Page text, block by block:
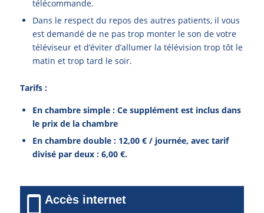
télécommande.
Dans le respect du repos des autres patients, il vous
est demandé de ne pas trop monter le son de votre
téléviseur et d’éviter d’allumer la télévision trop tôt le
matin et trop tard le soir.
Tarifs :
En chambre simple : Ce supplément est inclus dans
le prix de la chambre
En chambre double : 12,00 € / journée, avec tarif
divisé par deux : 6,00 €.
Accès internet